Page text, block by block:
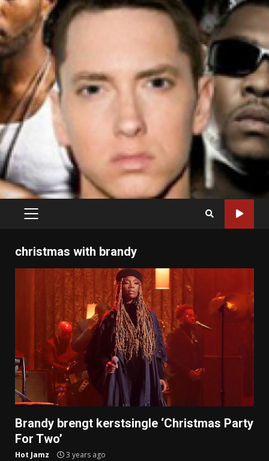
PRIMARY
christmas with brandy
Brandy brengt kerstsingle ‘Christmas Party
For Two’
Hot Jamz 3 years ago